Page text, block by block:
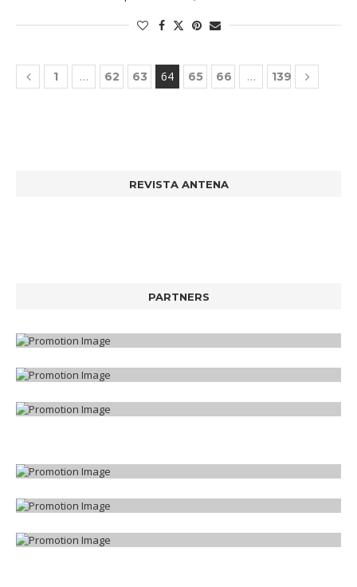
1 … 62 63 64 65 66 … 139
REVISTA ANTENA
PARTNERS